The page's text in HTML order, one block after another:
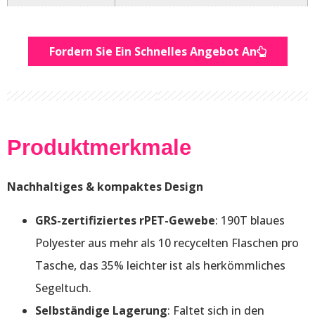
Fordern Sie Ein Schnelles Angebot An
Produktmerkmale
Nachhaltiges & kompaktes Design
GRS-zertifiziertes rPET-Gewebe: 190T blaues
Polyester aus mehr als 10 recycelten Flaschen pro
Tasche, das 35% leichter ist als herkömmliches
Segeltuch.
Selbständige Lagerung: Faltet sich in den